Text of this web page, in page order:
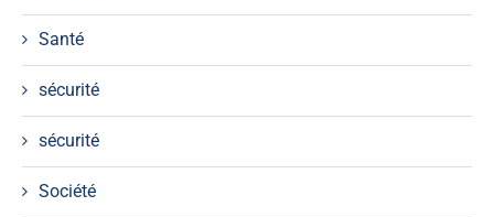
Santé
sécurité
sécurité
Société